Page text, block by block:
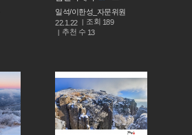
일석/이한성_자문위원
22.1.22
조회 189
추천 수 13